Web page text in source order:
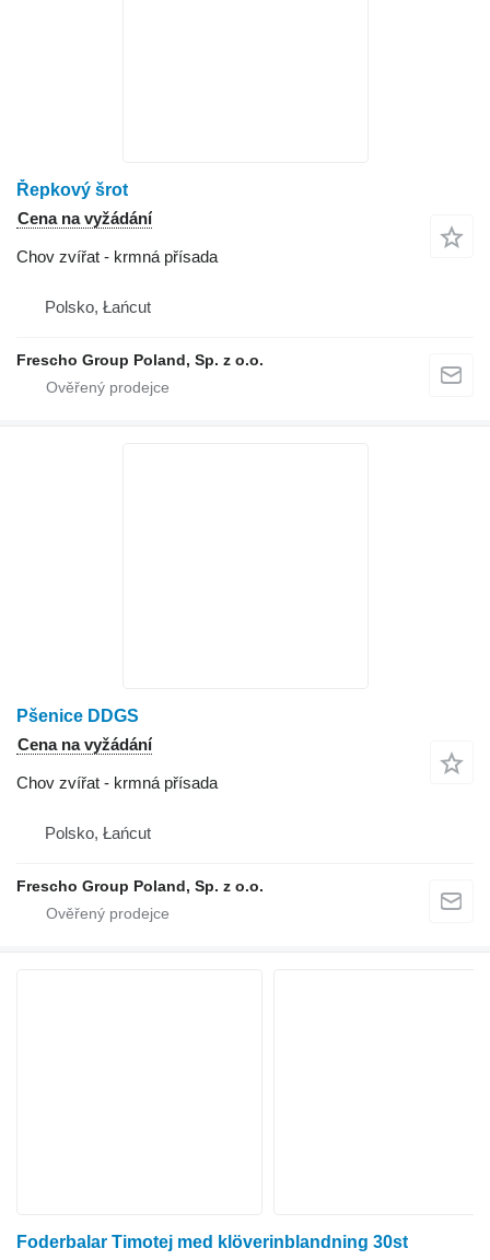
Řepkový šrot
Cena na vyžádání
Chov zvířat - krmná přísada
Polsko, Łańcut
Frescho Group Poland, Sp. z o.o.
Pšenice DDGS
Cena na vyžádání
Chov zvířat - krmná přísada
Polsko, Łańcut
Frescho Group Poland, Sp. z o.o.
Foderbalar Timotej med klöverinblandning 30st